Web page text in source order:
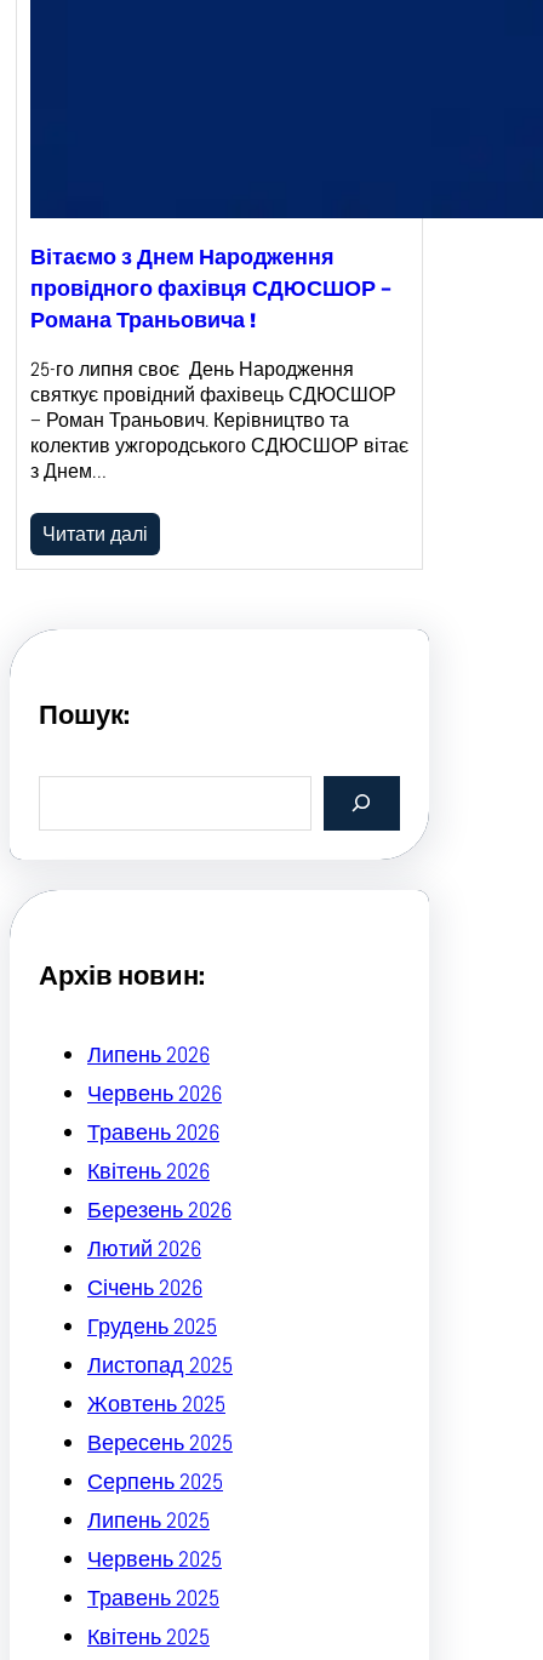
Вітаємо з Днем Народження
провідного фахівця СДЮСШОР –
Романа Траньовича !
25-го липня своє День Народження
святкує провідний фахівець СДЮСШОР
– Роман Траньович. Керівництво та
колектив ужгородського СДЮСШОР вітає
з Днем…
Читати далі
Пошук:
a
c
Архів новин:
Липень 2026
Червень 2026
Травень 2026
Квітень 2026
Березень 2026
Лютий 2026
Січень 2026
Грудень 2025
Листопад 2025
Жовтень 2025
Вересень 2025
Серпень 2025
Липень 2025
Червень 2025
Травень 2025
Квітень 2025